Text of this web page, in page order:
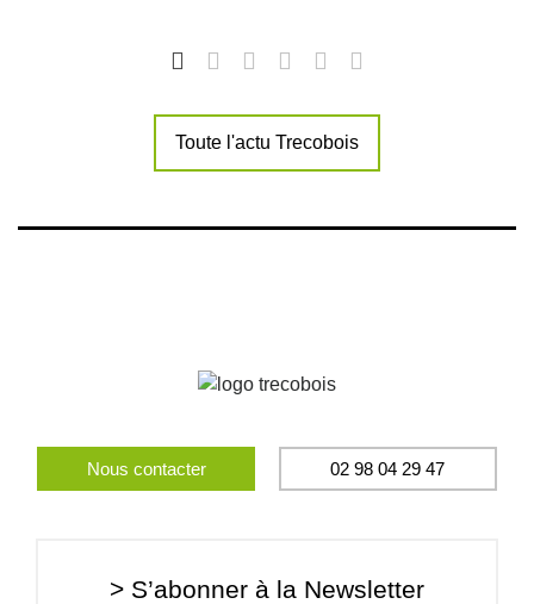
Toute l'actu Trecobois
Nous contacter 02 98 04 29 47
> S’abonner à la Newsletter